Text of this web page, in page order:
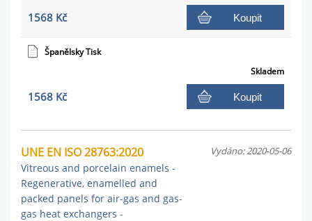
1568 Kč Koupit
Španělsky Tisk
Skladem
1568 Kč Koupit
UNE EN ISO 28763:2020
Vitreous and porcelain enamels -
Regenerative, enamelled and
packed panels for air-gas and gas-
gas heat exchangers -
Vydáno: 2020-05-06